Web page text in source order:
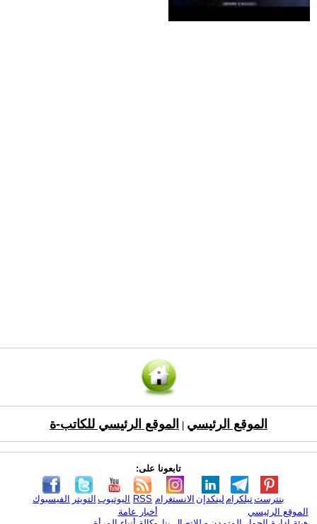
الموقع الرئيسي الموقع الرئيسي للكاتب-ة
تابعونا على:
الفيسبوك التويتر اليوتيوب RSS الانستغرام لينكدإن تيلكرامبنترست
الموقع الرئيسي
أخبار عامة